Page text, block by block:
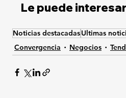
Le puede
Noticias destacadasUltimas
Convergencia
Negocios